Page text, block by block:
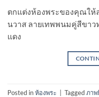
ตกแต่งห้องพระของคุณใ
นวาส ลายเทพพนมคู่สีขา
แดง
Posted inห้องพระ Taggedภา